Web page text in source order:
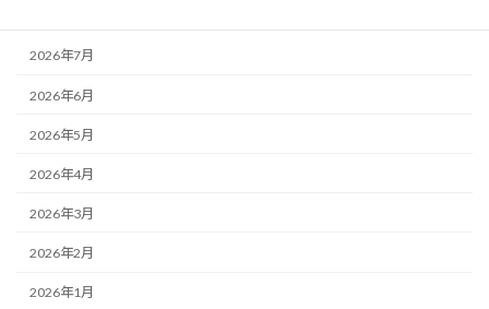
2026年7月
2026年6月
2026年5月
2026年4月
2026年3月
2026年2月
2026年1月